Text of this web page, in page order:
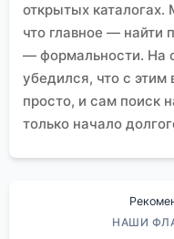
открытых
что главное — найти
— формальности. На
убедился, что с
просто, и сам поиск
только начало
В этом сегменте
связи с
НАШИ